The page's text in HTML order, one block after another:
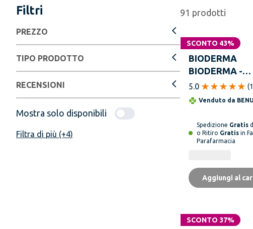
Filtri
PREZZO
TIPO PRODOTTO
RECENSIONI
Mostra solo disponibili
Filtra di più (+4)
91 prodotti
SCONTO 43%
BIODERMA
BIODERMA -
Atoderm Olio
Idratante 1 L
5.0 (1
Venduto da
Spedizione Gratis
o Ritiro Gratis in
Parafarmacia
Aggiungi al
SCONTO 37%